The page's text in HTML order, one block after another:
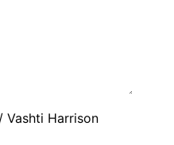
Vashti Harrison